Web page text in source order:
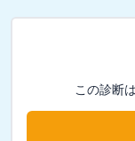
この診断